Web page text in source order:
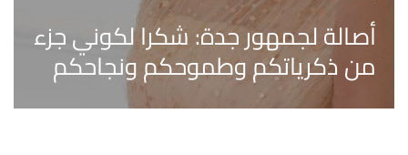
أصالة لجمهور جدة: شكرا لكوني جزء
من ذكرياتكم وطموحكم ونجاحكم